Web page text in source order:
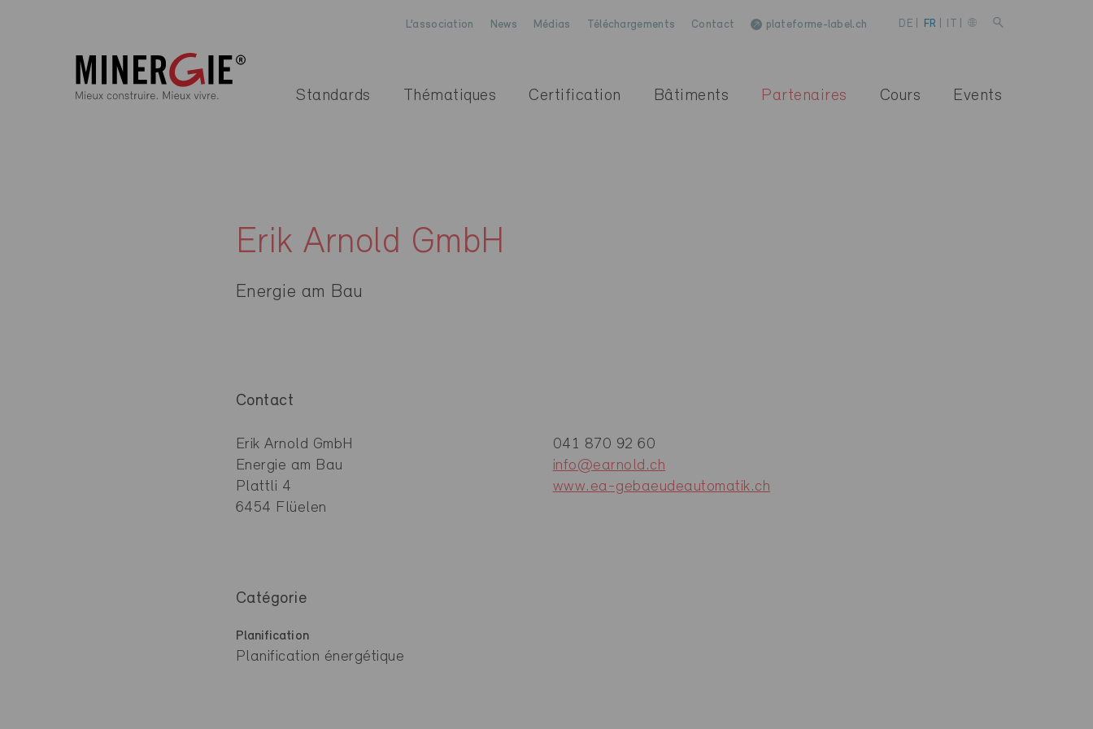
L’association News Médias Téléchargements Contact plateforme-label.ch DE FR
Standards Thématiques Certification Bâtiments Partenaires Cours Events
Erik Arnold GmbH
Energie am Bau
Contact
Erik Arnold GmbH
Energie am Bau
Plattli 4
6454 Flüelen
041 870 92 60
info@earnold.ch
www.ea-gebaeudeautomatik.ch
Catégorie
Planification
Planification énergétique